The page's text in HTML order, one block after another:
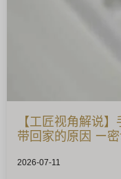
【工匠视角解说
带回家的原因 ー
2026-07-11